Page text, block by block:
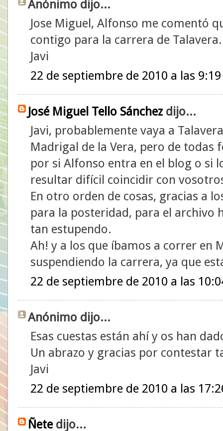
Anónimo dijo...
Jose Miguel, Alfonso me comentó
contigo para la carrera de Talavera.
Javi
22 de septiembre de 2010 a las 9:19
José Miguel Tello Sánchez dijo...
Javi, probablemente vaya a
Madrigal de la Vera, pero de todas
por si Alfonso entra en el blog o si
resultar difícil coincidir con
En otro orden de cosas, gracias a
para la posteridad, para el archivo
tan estupendo.
Ah! y a los que íbamos a correr en
suspendiendo la carrera, ya que
22 de septiembre de 2010 a las
Anónimo dijo...
Esas cuestas están ahí y os han
Un abrazo y gracias por contestar
Javi
22 de septiembre de 2010 a las
Ñetedijo...